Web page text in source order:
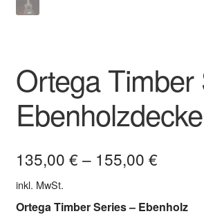
Ortega Timber
Ebenholzdecke
135,00 € – 155,00 €
inkl. MwSt.
Ortega Timber Series – Ebenholz